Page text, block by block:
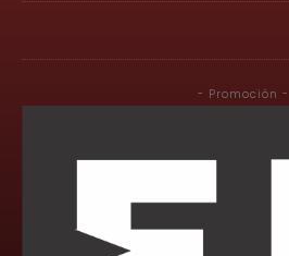
- Promoción -